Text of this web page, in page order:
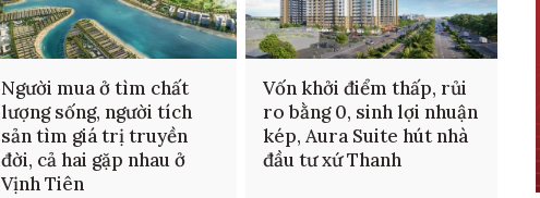
Người mua ở tìm chất
lượng sống, người tích
sản tìm giá trị truyền
đời, cả hai gặp nhau ở
Vịnh Tiên
Vốn khởi điểm thấp, rủi
ro bằng 0, sinh lợi nhuận
kép, Aura Suite hút nhà
đầu tư xứ Thanh